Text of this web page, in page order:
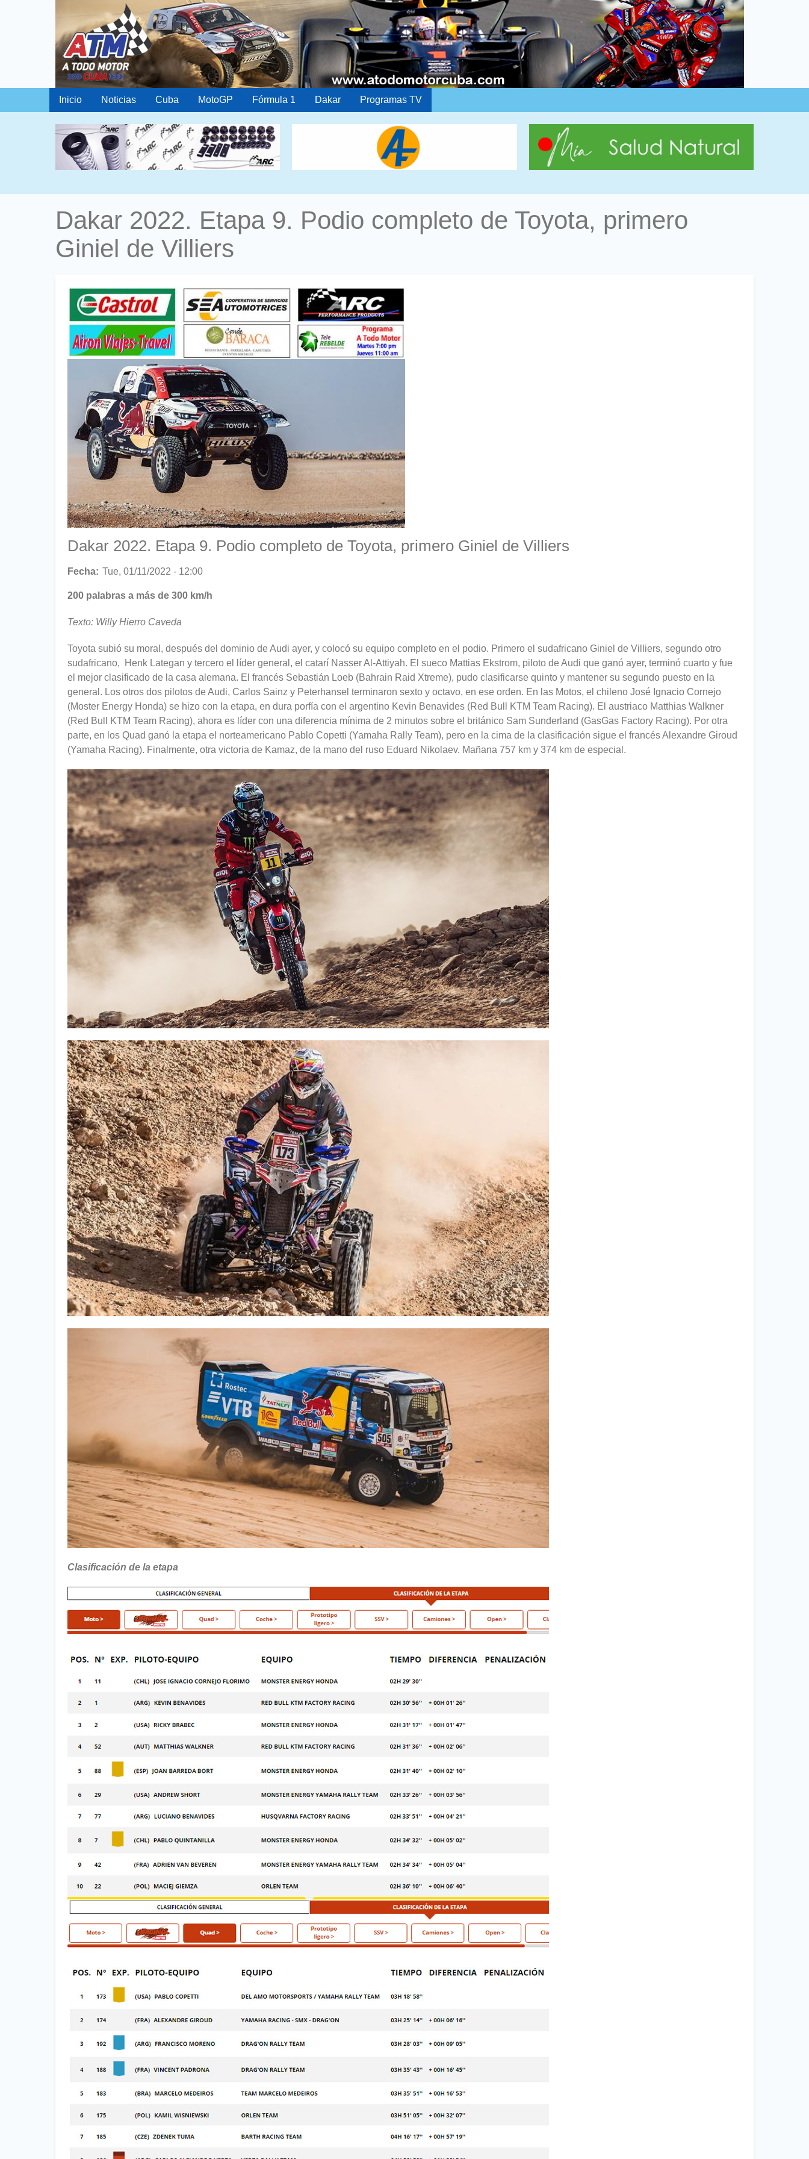
Inicio Noticias Cuba MotoGP Fórmula 1 Dakar Programas TV
Dakar 2022. Etapa 9. Podio completo de Toyota, primero
Giniel de Villiers
Foto
Titular
Dakar 2022. Etapa 9. Podio completo de Toyota, primero Giniel de Villiers
Fecha Tue, 01/11/2022 - 12:00
200 palabras a más de 300 km/h
Texto: Willy Hierro Caveda
Toyota subió su moral, después del dominio de Audi ayer, y colocó su equipo completo en el podio. Primero el sudafricano Giniel de Villiers, segundo otro
sudafricano, Henk Lategan y tercero el líder general, el catarí Nasser Al-Attiyah. El sueco Mattias Ekstrom, piloto de Audi que ganó ayer, terminó cuarto y fue
el mejor clasificado de la casa alemana. El francés Sebastián Loeb (Bahrain Raid Xtreme), pudo clasificarse quinto y mantener su segundo puesto en la
general. Los otros dos pilotos de Audi, Carlos Sainz y Peterhansel terminaron sexto y octavo, en ese orden. En las Motos, el chileno José Ignacio Cornejo
(Moster Energy Honda) se hizo con la etapa, en dura porfía con el argentino Kevin Benavides (Red Bull KTM Team Racing). El austriaco Matthias Walkner
(Red Bull KTM Team Racing), ahora es líder con una diferencia mínima de 2 minutos sobre el británico Sam Sunderland (GasGas Factory Racing). Por otra
parte, en los Quad ganó la etapa el norteamericano Pablo Copetti (Yamaha Rally Team), pero en la cima de la clasificación sigue el francés Alexandre Giroud
(Yamaha Racing). Finalmente, otra victoria de Kamaz, de la mano del ruso Eduard Nikolaev. Mañana 757 km y 374 km de especial.
Clasificación de la etapa